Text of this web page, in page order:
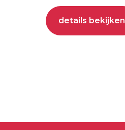
details bekijken
Sidebar